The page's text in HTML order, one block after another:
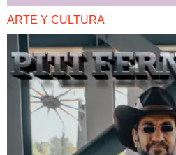
ARTE Y CULTURA